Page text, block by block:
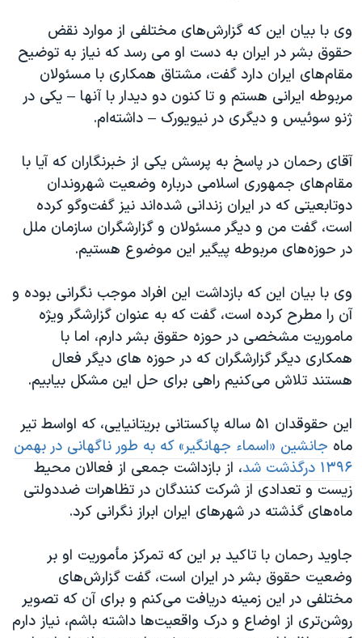
وی با بیان این که گزارش‌های مختلفی از موارد نقض
حقوق بشر در ایران به دست او می رسد که نیاز به توضیح
مقام‌های ایران دارد گفت، مشتاق همکاری با مسئولان
مربوطه ایرانی هستم و تا کنون دو دیدار با آنها – یکی در
ژنو سوئیس و دیگری در نیویورک – داشته‌ام.
آقای رحمان در پاسخ به پرسش یکی از خبرنگاران که آیا با
مقام‌های جمهوری اسلامی درباره وضعیت شهروندان
دوتابعیتی که در ایران زندانی شده‌اند نیز گفت‌وگو کرده
است، گفت من و دیگر مسئولان و گزارشگران سازمان ملل
در حوزه‌های مربوطه پیگیر این موضوع هستیم.
وی با بیان این که بازداشت این افراد موجب نگرانی‌ بوده و
آن را مطرح کرده است، گفت که به عنوان گزارشگر ویژه
ماموریت مشخصی در حوزه حقوق بشر دارم، اما با
همکاری دیگر گزارشگران که در حوزه های دیگر فعال
هستند تلاش می‌کنیم راهی برای حل این مشکل بیابیم.
این حقوقدان ۵۱ ساله پاکستانی بریتانیایی، که اواسط تیر
ماه جانشین «اسماء جهانگیر» که به طور ناگهانی در بهمن
۱۳۹۶ درگذشت شد
، از بازداشت جمعی از فعالان محیط
زیست و تعدادی از شرکت کنندگان در تظاهرات ضددولتی
ماه‌های گذشته در شهرهای ایران ابراز نگرانی کرد.
جاوید رحمان با تاکید بر این که تمرکز مأموریت او بر
وضعیت حقوق بشر در ایران است، گفت گزارش‌های
مختلفی در این زمینه دریافت می‌کنم و برای آن که تصویر
روشن‌تری از اوضاع و درک واقعیت‌ها داشته باشم، نیاز دارم